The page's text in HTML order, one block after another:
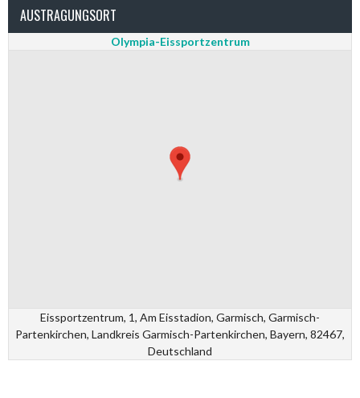
AUSTRAGUNGSORT
Olympia-Eissportzentrum
Eissportzentrum, 1, Am Eisstadion, Garmisch, Garmisch-
Partenkirchen, Landkreis Garmisch-Partenkirchen, Bayern, 82467,
Deutschland